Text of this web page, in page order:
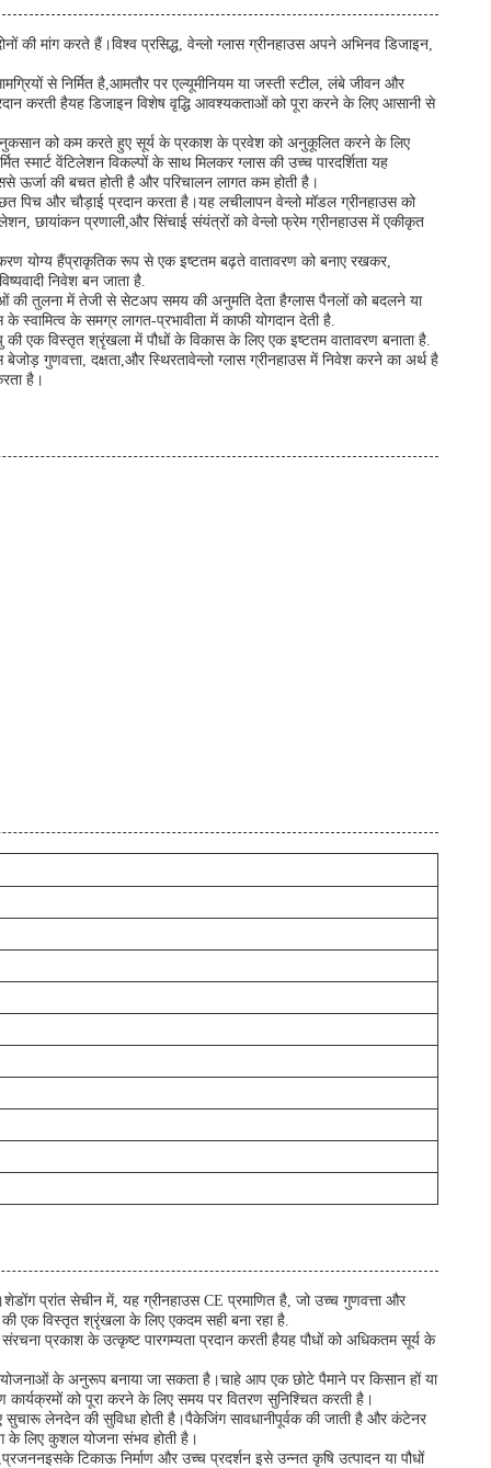
की मांग करते हैं।विश्व प्रसिद्ध, वेन्लो ग्लास ग्रीनहाउस अपने अभिनव डिजाइन,
से निर्मित है,आमतौर पर एल्यूमीनियम या जस्ती स्टील, लंबे जीवन और
करती हैयह डिजाइन विशेष वृद्धि आवश्यकताओं को पूरा करने के लिए आसानी से
के नुकसान को कम करते हुए सूर्य के प्रकाश के प्रवेश को अनुकूलित करने के लिए
स्मार्ट वेंटिलेशन विकल्पों के साथ मिलकर ग्लास की उच्च पारदर्शिता यह
ऊर्जा की बचत होती है और परिचालन लागत कम होती है।
पिच और चौड़ाई प्रदान करता है।यह लचीलापन वेन्लो मॉडल ग्रीनहाउस को
छायांकन प्रणाली,और सिंचाई संयंत्रों को वेन्लो फ्रेम ग्रीनहाउस में एकीकृत
योग्य हैंप्राकृतिक रूप से एक इष्टतम बढ़ते वातावरण को बनाए रखकर,
निवेश बन जाता है.
की तुलना में तेजी से सेटअप समय की अनुमति देता हैग्लास पैनलों को बदलने या
के समग्र लागत-प्रभावीता में काफी योगदान देती है.
एक विस्तृत श्रृंखला में पौधों के विकास के लिए एक इष्टतम वातावरण बनाता है.
गुणवत्ता, दक्षता,और स्थिरतावेन्लो ग्लास ग्रीनहाउस में निवेश करने का अर्थ है
है।
प्रांत सेचीन में, यह ग्रीनहाउस CE प्रमाणित है, जो उच्च गुणवत्ता और
एक विस्तृत श्रृंखला के लिए एकदम सही बना रहा है.
प्रकाश के उत्कृष्ट पारगम्यता प्रदान करती हैयह पौधों को अधिकतम सूर्य के
के अनुरूप बनाया जा सकता है।चाहे आप एक छोटे पैमाने पर किसान हों या
को पूरा करने के लिए समय पर वितरण सुनिश्चित करती है।
सुचारू लेनदेन की सुविधा होती है।पैकेजिंग सावधानीपूर्वक की जाती है और कंटेनर
के लिए कुशल योजना संभव होती है।
टिकाऊ निर्माण और उच्च प्रदर्शन इसे उन्नत कृषि उत्पादन या पौधों